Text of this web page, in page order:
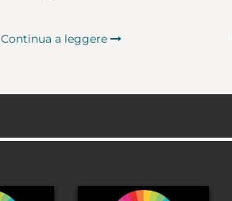
Continua a leggere